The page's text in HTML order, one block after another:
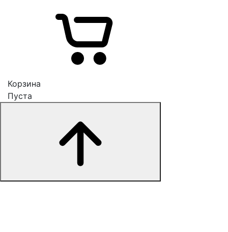
Корзина
Пуста